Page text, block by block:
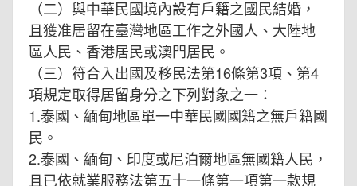
（二）與中華民國境內設有戶籍之國民結婚，
且獲准居留在臺灣地區工作之外國人、大陸地
區人民、香港居民或澳門居民。
（三）符合入出國及移民法第16條第3項、第4
項規定取得居留身分之下列對象之一：
1.泰國、緬甸地區單一中華民國國籍之無戶籍國
民。
2.泰國、緬甸、印度或尼泊爾地區無國籍人民，
且已依就業服務法第五十一條第一項第一款規